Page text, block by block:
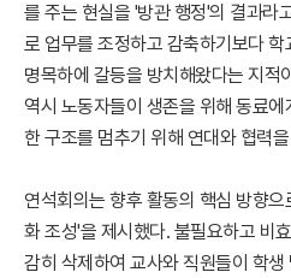
를 주는 현실을 '방관 행정'의 결과라
로 업무를 조정하고 감축하기보다
명목하에 갈등을 방치해왔다는 지적
역시 노동자들이 생존을 위해 동료
한 구조를 멈추기 위해 연대와 협력
연석회의는 향후 활동의 핵심 방향
화 조성'을 제시했다. 불필요하고 비
감히 삭제하여 교사와 직원들이 학생